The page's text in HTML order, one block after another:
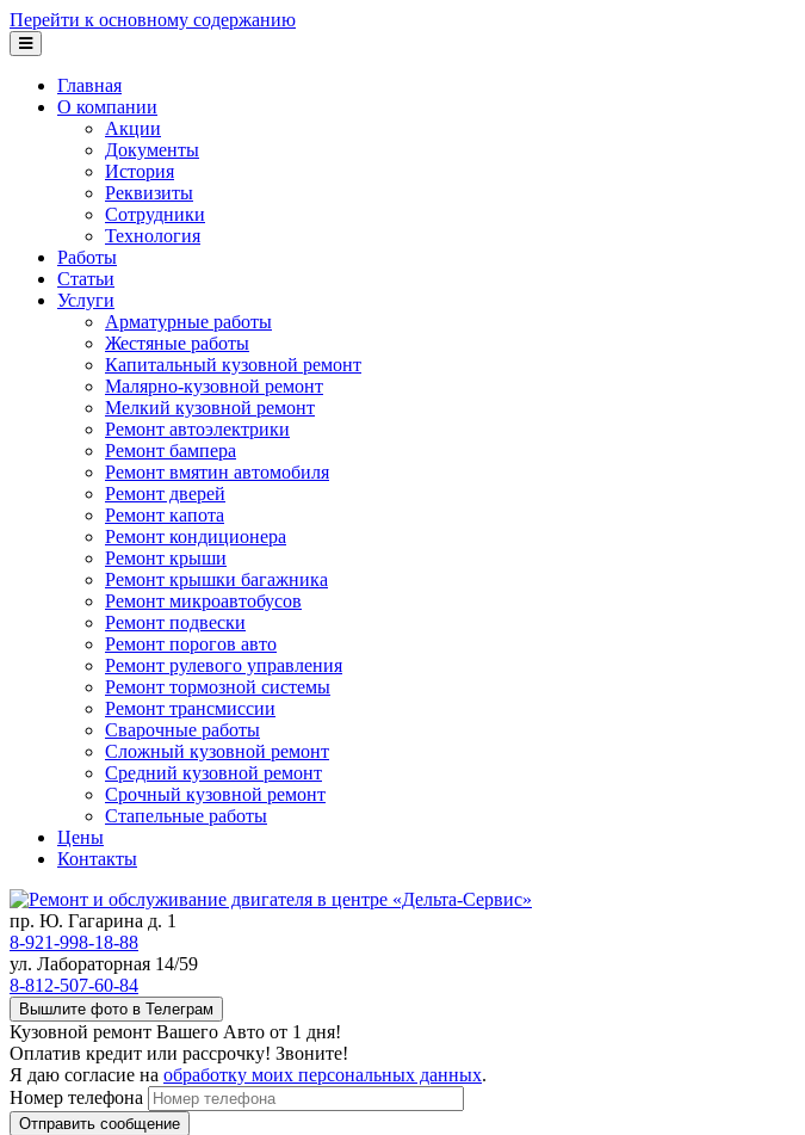
Перейти к основному содержанию
Главная
О компании
Акции
Документы
История
Реквизиты
Сотрудники
Технология
Работы
Статьи
Услуги
Арматурные работы
Жестяные работы
Капитальный кузовной ремонт
Малярно-кузовной ремонт
Мелкий кузовной ремонт
Ремонт автоэлектрики
Ремонт бампера
Ремонт вмятин автомобиля
Ремонт дверей
Ремонт капота
Ремонт кондиционера
Ремонт крыши
Ремонт крышки багажника
Ремонт микроавтобусов
Ремонт подвески
Ремонт порогов авто
Ремонт рулевого управления
Ремонт тормозной системы
Ремонт трансмиссии
Сварочные работы
Сложный кузовной ремонт
Средний кузовной ремонт
Срочный кузовной ремонт
Стапельные работы
Цены
Контакты
пр. Ю. Гагарина д. 1
8-921-998-18-88
ул. Лабораторная 14/59
8-812-507-60-84
Вышлите фото в Телеграм
Кузовной ремонт Вашего Авто от 1 дня!
Оплатив кредит или рассрочку! Звоните!
Я даю согласие на обработку моих персональных данных.
Номер телефона